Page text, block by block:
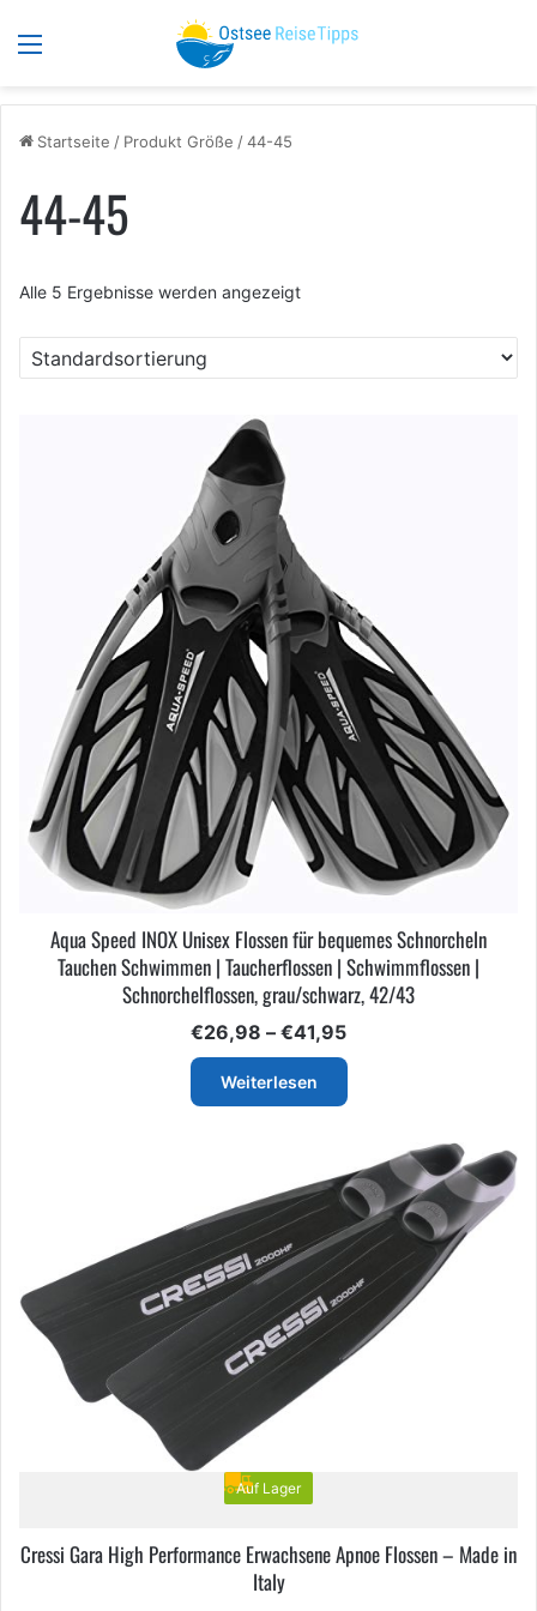
Menü
Startseite / Produkt Größe /44-45
44-45
Alle 5 Ergebnisse werden angezeigt
Aqua Speed INOX Unisex Flossen für bequemes Schnorcheln
Tauchen Schwimmen | Taucherflossen | Schwimmflossen |
Schnorchelflossen, grau/schwarz, 42/43
€26,98 – €41,95Preisspanne:
€26,98
€41,95
Weiterlesen
Auf Lager
Cressi Gara High Performance Erwachsene Apnoe Flossen – Made in
Italy